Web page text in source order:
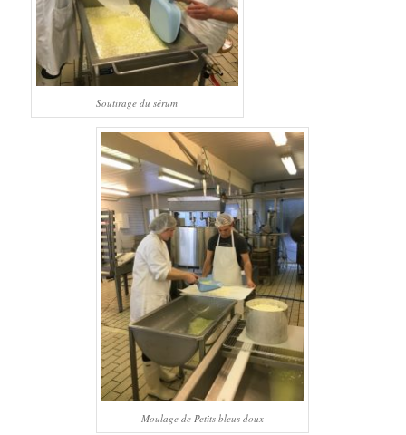
Soutirage du sérum
Moulage de Petits bleus doux